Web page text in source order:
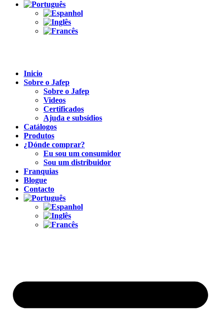
Inicio
Sobre o Jafep
Sobre o Jafep
Videos
Certificados
Ajuda e subsídios
Catálogos
Produtos
¿Dónde comprar?
Eu sou um consumidor
Sou um distribuidor
Franquias
Blogue
Contacto